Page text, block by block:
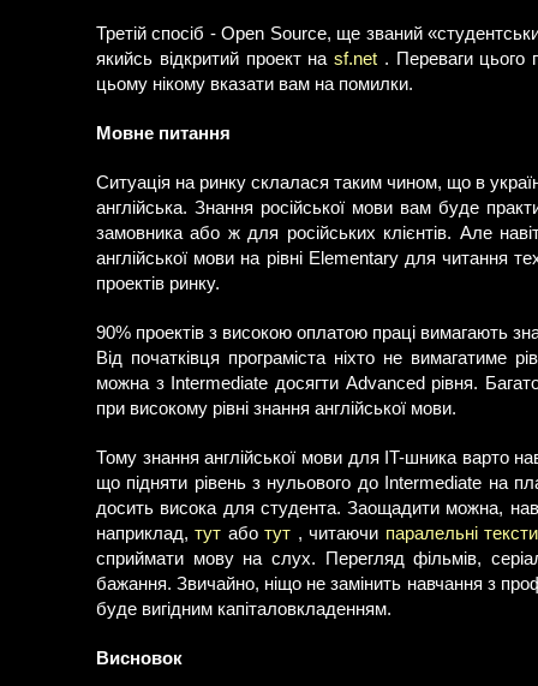
Третій спосіб - Open Source, ще званий
якийсь відкритий проект наsf.net . Переваги цього
цьому нікому вказати вам на помилки.
Мовне питання
Ситуація на ринку склалася таким чином, що в
англійська. Знання російської мови вам буде
замовника або ж для російських клієнтів. Але
англійської мови на рівні Elementary для читання
проектів ринку.
90% проектів з високою оплатою праці вимагають
Від початківця програміста ніхто не вимагатиме
можна з Intermediate досягти Advanced рівня.
при високому рівні знання англійської мови.
Тому знання англійської мови для IT-шника варто
що підняти рівень з нульового до Intermediate на
досить висока для студента. Заощадити можна,
наприклад,тут аботут , читаючи паралельні тексти
сприймати мову на слух. Перегляд фільмів,
бажання. Звичайно, ніщо не замінить навчання з
буде вигідним капіталовкладенням.
Висновок